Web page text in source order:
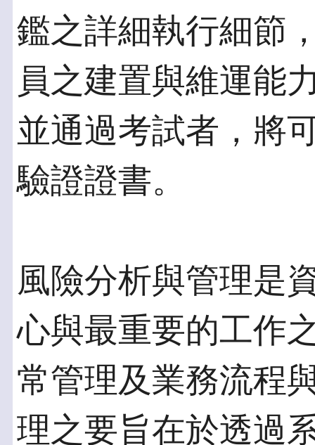
鑑之詳細執行細節
員之建置與維運能
並通過考試者，將
驗證證書。
風險分析與管理是
心與最重要的工作
常管理及業務流程
理之要旨在於透過